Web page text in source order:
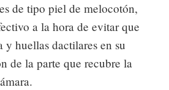
de tipo piel de melocotón,
a la hora de evitar que
y huellas dactilares en su
de la parte que recubre la